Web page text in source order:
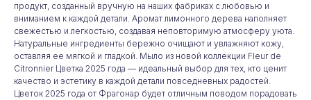
продукт, созданный вручную на наших фабриках с любовью и
вниманием к каждой детали. Аромат лимонного дерева наполняет
свежестью и легкостью, создавая неповторимую атмосферу уюта.
Натуральные ингредиенты бережно очищают и увлажняют кожу,
оставляя ее мягкой и гладкой. Мыло из новой коллекции Fleur de
Citronnier Цветка 2025 года — идеальный выбор для тех, кто ценит
качество и эстетику в каждой детали повседневных радостей.
Цветок 2025 года от Фрагонар будет отличным поводом порадовать